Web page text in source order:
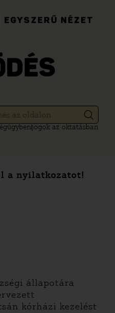
EGYSZERŰ NÉZET
jogok az oktatásban
a nyilatkozatot!
állapotára
kórházi kezelést